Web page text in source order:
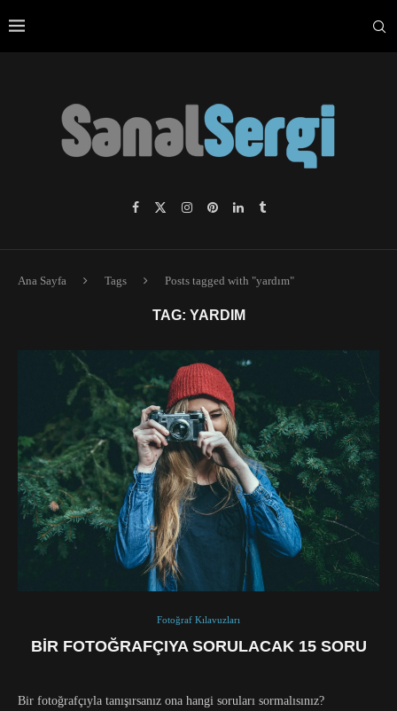
Ana Sayfa Tags Posts tagged with "yardım"
TAG: YARDIM
Fotoğraf Kılavuzları
BIR FOTOĞRAFÇIYA SORULACAK 15 SORU
Bir fotoğrafçıyla tanışırsanız ona hangi soruları sormalısınız?